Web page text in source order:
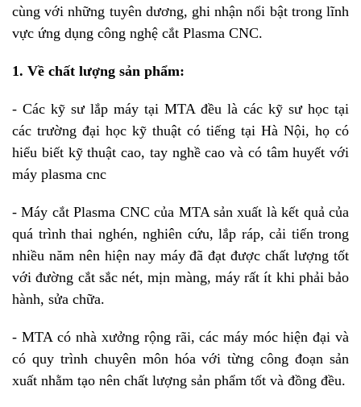
cùng với những tuyên dương, ghi nhận nổi bật trong lĩnh
vực ứng dụng công nghệ cắt Plasma CNC.
1. Về chất lượng sản phẩm:
- Các kỹ sư lắp máy tại MTA đều là các kỹ sư học tại
các trường đại học kỹ thuật có tiếng tại Hà Nội, họ có
hiểu biết kỹ thuật cao, tay nghề cao và có tâm huyết với
máy plasma cnc
- Máy cắt Plasma CNC của MTA sản xuất là kết quả của
quá trình thai nghén, nghiên cứu, lắp ráp, cải tiến trong
nhiều năm nên hiện nay máy đã đạt được chất lượng tốt
với đường cắt sắc nét, mịn màng, máy rất ít khi phải bảo
hành, sửa chữa.
- MTA có nhà xưởng rộng rãi, các máy móc hiện đại và
có quy trình chuyên môn hóa với từng công đoạn sản
xuất nhằm tạo nên chất lượng sản phẩm tốt và đồng đều.